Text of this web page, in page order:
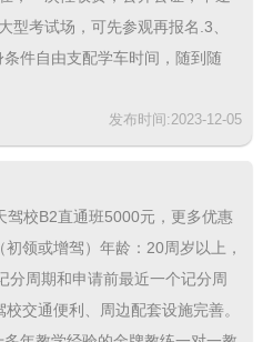
型考试场，可先参观再报名.3、
件自由支配学车时间，随到随
发布时间:2023-12-05
校B2直通班5000元，更多优惠
领或增驾）年龄：20周岁以上，
分周期和申请前最近一个记分周
交通便利、周边配套设施完善。